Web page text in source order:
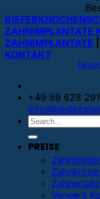
ZAHNIMPLANTATE
ZAHNIMPLANTATE
KONTAKT
+49 89 628
PREISE
Veneers